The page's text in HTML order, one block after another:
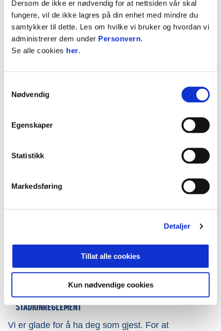
Dersom de ikke er nødvendig for at nettsiden vår skal
fungere, vil de ikke lagres på din enhet med mindre du
samtykker til dette. Les om hvilke vi bruker og hvordan vi
administrerer dem under Personvern.
Se alle cookies her.
Nødvendig
Egenskaper
Statistikk
Markedsføring
Detaljer
Tillat alle cookies
Kun nødvendige cookies
ARRANGEMENTSPLAN HØDD FOTBALL
arrangementsplanen er derfor eit viktig dokument
for å sikre godt gjennomførte arrangement.
STADIONREGLEMENT
Vi er glade for å ha deg som gjest. For at